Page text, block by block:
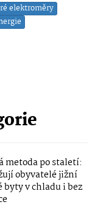
elektroměry
metoda po staletí:
obyvatelé jižní
byty v chladu i bez